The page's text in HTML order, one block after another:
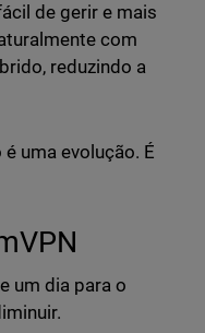
de gerir e mais
com
reduzindo a
uma evolução. É
um dia para o